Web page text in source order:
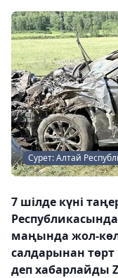
Сурет: Алтай
7 шілде күні
маңында жол-
салдарынан
деп хабарлайды